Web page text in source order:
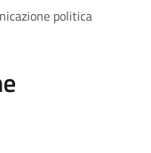
politica